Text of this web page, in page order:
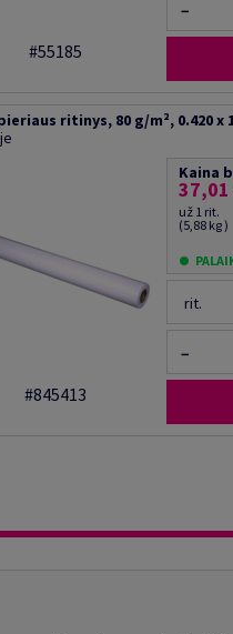
#55185
−
ritinys, 80 g/m², 0.420 x
#845413
Kaina
37,01
už 1 rit.
(5,88 kg )
rit.
−